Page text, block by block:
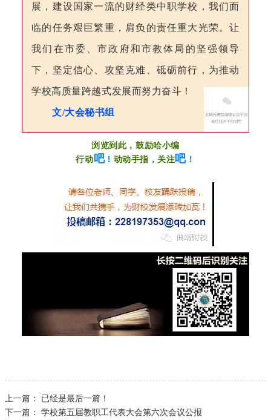
展，建设国家一流的财经类中职学校，我们面
临的任务艰巨繁重，肩负的责任重大光荣。让
我们在市委、市政府和市教体局的坚强领导
下，坚定信心、攻坚克难、砥砺前行，为推动
学校高质量跨越式发展而努力奋斗！
文/大会秘书组
浏览到此，鼓励哈小编
行动吧 ！ 动动手指，关注吧 ！
上一篇： 已经是最后一篇！
下一篇：学校第五届教职工代表大会第六次会议公报